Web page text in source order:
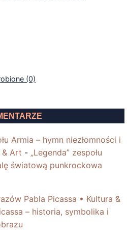
(0)
Armia – hymn niezłomności i
& Art - „Legenda” zespołu
światową punkrockowa
Pabla Picassa • Kultura &
– historia, symbolika i